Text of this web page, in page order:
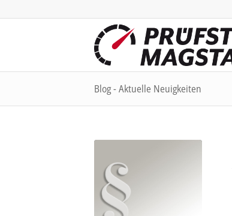
Blog - Aktuelle Neuigkeiten